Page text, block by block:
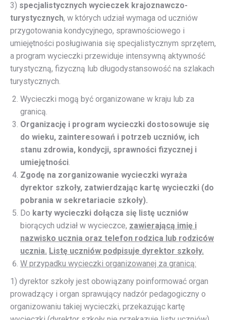
3) specjalistycznych wycieczek krajoznawczo-
turystycznych, w których udział wymaga od uczniów
przygotowania kondycyjnego, sprawnościowego i
umiejętności posługiwania się specjalistycznym sprzętem,
a program wycieczki przewiduje intensywną aktywność
turystyczną, fizyczną lub długodystansowość na szlakach
turystycznych.
Wycieczki mogą być organizowane w kraju lub za
granicą.
Organizację i program wycieczki dostosowuje się
do wieku, zainteresowań i potrzeb uczniów, ich
stanu zdrowia, kondycji, sprawności fizycznej i
umiejętności.
Zgodę na zorganizowanie wycieczki wyraża
dyrektor szkoły, zatwierdzając kartę wycieczki (do
pobrania w sekretariacie szkoły).
Do karty wycieczki dołącza się listę uczniów
biorących udział w wycieczce, zawierającą imię i
nazwisko ucznia oraz telefon rodzica lub rodziców
ucznia. Listę uczniów podpisuje dyrektor szkoły.
W przypadku wycieczki organizowanej za granicą:
1) dyrektor szkoły jest obowiązany poinformować organ
prowadzący i organ sprawujący nadzór pedagogiczny o
organizowaniu takiej wycieczki, przekazując kartę